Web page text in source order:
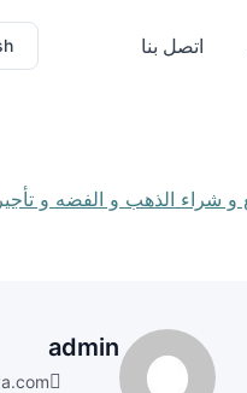
اتصل بنا
admin